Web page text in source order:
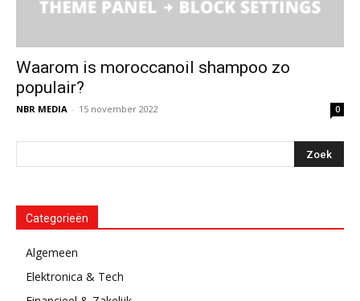
Waarom is moroccanoil shampoo zo
populair?
NBR MEDIA - 15 november 2022 0
Categorieën
Algemeen
Elektronica & Tech